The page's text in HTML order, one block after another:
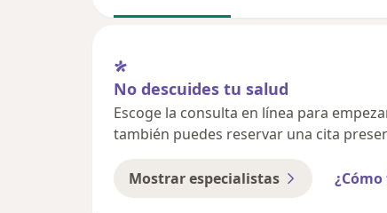
No descuides tu salud
Escoge la consulta en línea para
también puedes reservar una cita
Mostrar especialistas